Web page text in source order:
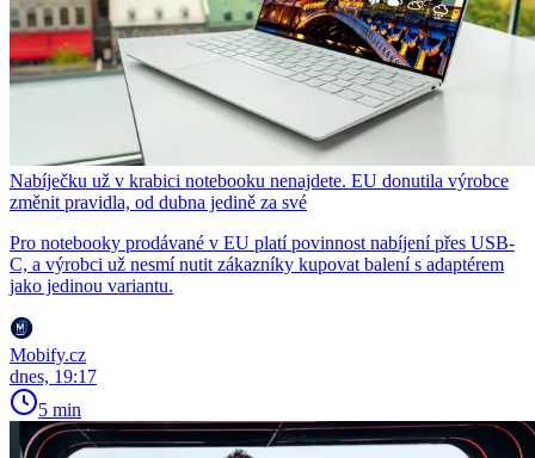
Nabíječku už v krabici notebooku nenajdete. EU donutila výrobce
změnit pravidla, od dubna jedině za své
Pro notebooky prodávané v EU platí povinnost nabíjení přes USB-
C, a výrobci už nesmí nutit zákazníky kupovat balení s adaptérem
jako jedinou variantu.
Mobify.cz
dnes, 19:17
5 min